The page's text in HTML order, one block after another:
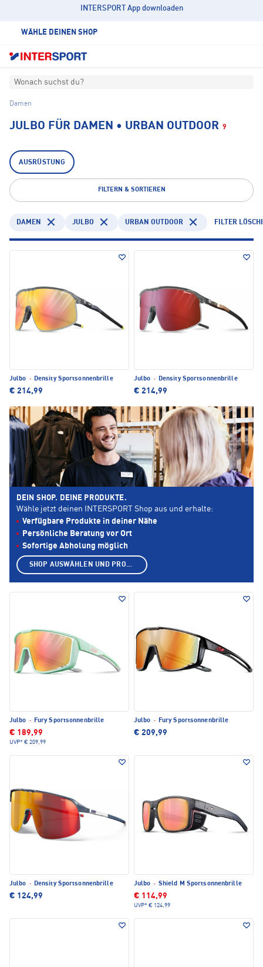
INTERSPORT App downloaden
WÄHLE DEINEN SHOP
Wonach suchst du?
Damen
JULBO FÜR DAMEN • URBAN OUTDOOR 9
AUSRÜSTUNG
FILTERN & SORTIEREN
DAMEN JULBO URBAN OUTDOOR FILTER
Julbo · Density Sportsonnenbrille
€ 214,99
Julbo · Density Sportsonnenbrille
€ 214,99
Julbo · Fury Sportsonnenbrille
€ 189,99
UVP* € 209,99
Julbo · Fury Sportsonnenbrille
€ 209,99
Julbo · Density Sportsonnenbrille
€ 124,99
Julbo · Shield M Sportsonnenbrille
€ 114,99
UVP* € 124,99
DEIN SHOP. DEINE PRODUKTE.
Wähle jetzt deinen INTERSPORT Shop aus und erhalte:
Verfügbare Produkte in deiner Nähe
Persönliche Beratung vor Ort
Sofortige Abholung möglich
SHOP AUSWÄHLEN UND PRODUKTE ANZEIGEN